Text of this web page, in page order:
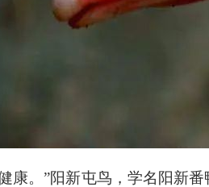
康。”阳新屯鸟，学名阳新